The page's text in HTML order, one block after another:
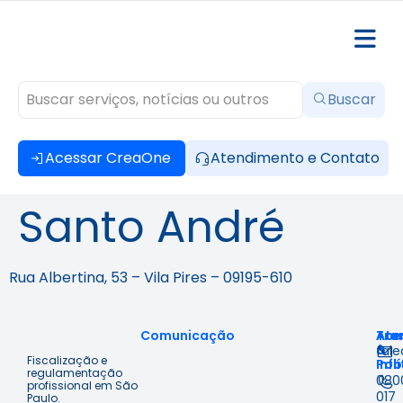
Acessar CreaOne Atendimento e Contato
Buscar
Santo André
Rua Albertina, 53 – Vila Pires – 09195-610
Fiscalização e
regulamentação
profissional em São
Paulo.
Comunicação
à
&
017